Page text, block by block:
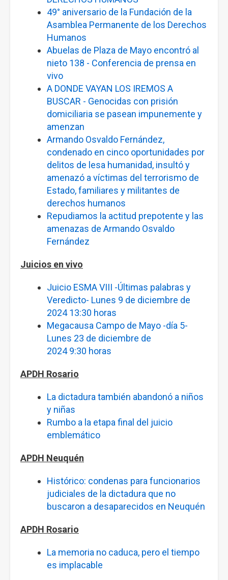
49° aniversario de la Fundación de la
Asamblea Permanente de los Derechos
Humanos
Abuelas de Plaza de Mayo encontró al
nieto 138 - Conferencia de prensa en
vivo
A DONDE VAYAN LOS IREMOS A
BUSCAR - Genocidas con prisión
domiciliaria se pasean impunemente y
amenzan
Armando Osvaldo Fernández,
condenado en cinco oportunidades por
delitos de lesa humanidad, insultó y
amenazó a víctimas del terrorismo de
Estado, familiares y militantes de
derechos humanos
Repudiamos la actitud prepotente y las
amenazas de Armando Osvaldo
Fernández
Juicios en vivo
Juicio ESMA VIII -Últimas palabras y
Veredicto- Lunes 9 de diciembre de
2024 13:30 horas
Megacausa Campo de Mayo -día 5-
Lunes 23 de diciembre de
2024 9:30 horas
APDH Rosario
La dictadura también abandonó a niños
y niñas
Rumbo a la etapa final del juicio
emblemático
APDH Neuquén
Histórico: condenas para funcionarios
judiciales de la dictadura que no
buscaron a desaparecidos en Neuquén
APDH Rosario
La memoria no caduca, pero el tiempo
es implacable